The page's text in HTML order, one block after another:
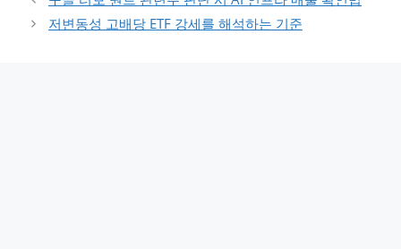
저변동성 고배당 ETF 강세를 해석하는 기준